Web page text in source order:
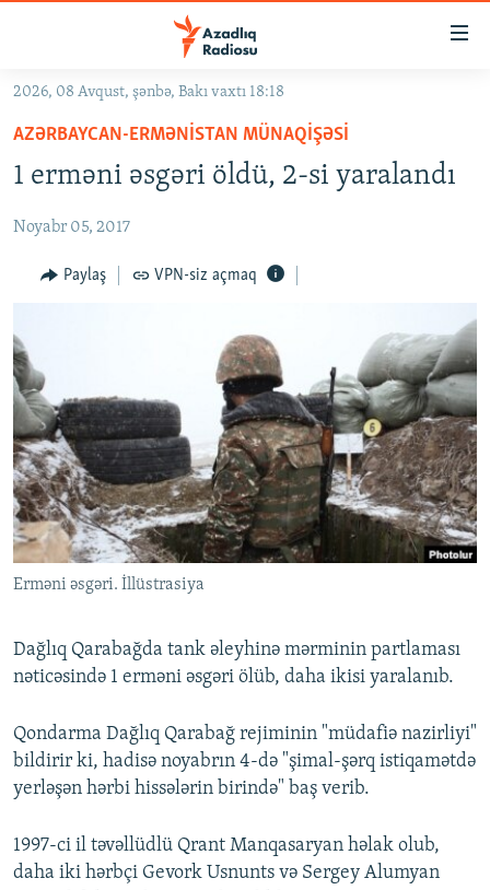
Əsas
qayıt
Əsas
qayıt
KORRUPSIOMETR
#ƏSLINDƏ
FƏRQƏ BAX
ARAŞDIRMA
MULTIMEDIA
VIDEO
FOTOQALEREYA
İNFOQRAFIKA
KARIKATURA
RADIO ARXIV
OXU ZALI
AZƏRBAYCAN ƏDƏBIYYATI KITABXANASI
İSLAM VƏ DEMOKRATIYA
İZ - MƏDƏNIYYƏT PROQRAMI
HAQQIMIZDA
MISSIYAMIZ
PEŞƏ ETIKASI VƏ JURNALISTIKA STANDARTLARIMIZ
MATERIALLARIMIZDAN ISTIFADƏ
BIZIMLƏ ƏLAQƏ
BIZI IZLƏ
2026, 08 Avqust, şənbə, Bakı vaxtı 18:18
AZƏRBAYCAN-ERMƏNISTAN MÜNAQIŞƏSI
1 erməni əsgəri öldü, 2-si yaralandı
Noyabr 05, 2017
Paylaş VPN-siz açmaq
Erməni əsgəri. İllüstrasiya
Dağlıq Qarabağda tank əleyhinə mərminin partlaması
nəticəsində 1 erməni əsgəri ölüb, daha ikisi yaralanıb.
Qondarma Dağlıq Qarabağ rejiminin "müdafiə nazirliyi"
bildirir ki, hadisə noyabrın 4-də "şimal-şərq istiqamətdə
yerləşən hərbi hissələrin birində" baş verib.
1997-ci il təvəllüdlü Qrant Manqasaryan həlak olub,
daha iki hərbçi Gevork Usnunts və Sergey Alumyan